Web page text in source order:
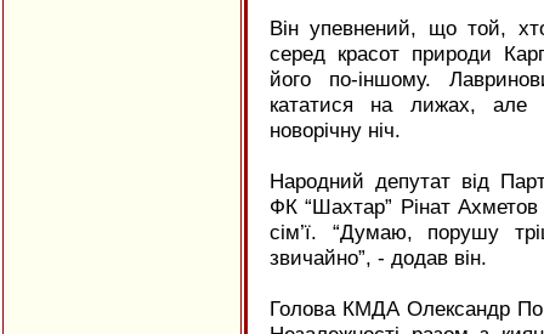
Він упевнений, що той,
серед красот природи
його по-іншому.
кататися на лижах, але
новорічну ніч.
Народний депутат від
ФК “Шахтар” Рінат Ахметов
сім’ї. “Думаю, порушу
звичайно”, - додав він.
Голова КМДА Олександр